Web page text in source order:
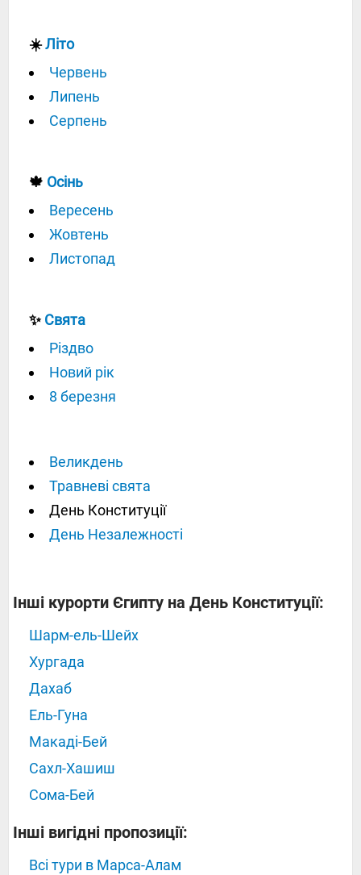
☀️Літо
Червень
Липень
Серпень
🍁 Осінь
Вересень
Жовтень
Листопад
✨Свята
Різдво
Новий рік
8 березня
Великдень
Травневі свята
День Конституції
День Незалежності
Інші курорти Єгипту на День Конституції:
Шарм-ель-Шейх
Хургада
Дахаб
Ель-Гуна
Макаді-Бей
Сахл-Хашиш
Сома-Бей
Інші вигідні пропозиції:
Всі тури в Марса-Алам